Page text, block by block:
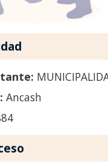
Ancash